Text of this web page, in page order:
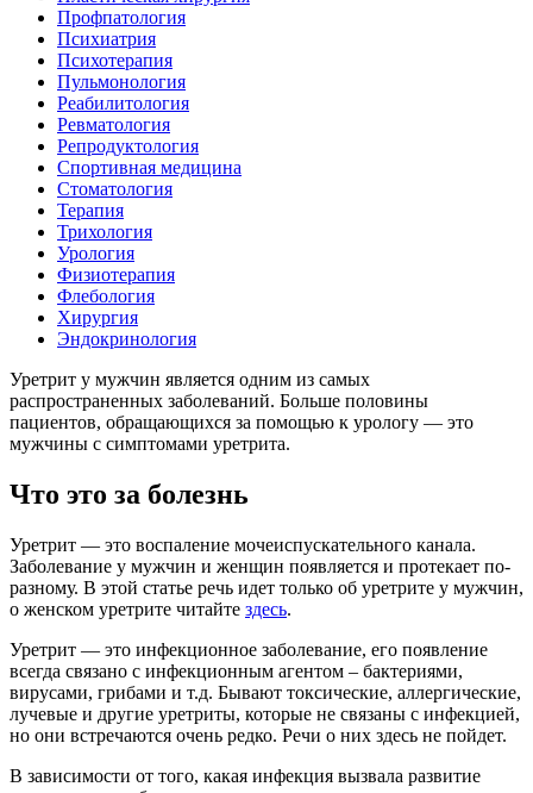
Профпатология
Психиатрия
Психотерапия
Пульмонология
Реабилитология
Ревматология
Репродуктология
Спортивная медицина
Стоматология
Терапия
Трихология
Урология
Физиотерапия
Флебология
Хирургия
Эндокринология
Уретрит у мужчин является одним из самых
распространенных заболеваний. Больше половины
пациентов, обращающихся за помощью к урологу — это
мужчины с симптомами уретрита.
Что это за болезнь
Уретрит — это воспаление мочеиспускательного канала.
Заболевание у мужчин и женщин появляется и протекает по-
разному. В этой статье речь идет только об уретрите у мужчин,
о женском уретрите читайте здесь.
Уретрит — это инфекционное заболевание, его появление
всегда связано с инфекционным агентом – бактериями,
вирусами, грибами и т.д. Бывают токсические, аллергические,
лучевые и другие уретриты, которые не связаны с инфекцией,
но они встречаются очень редко. Речи о них здесь не пойдет.
В зависимости от того, какая инфекция вызвала развитие